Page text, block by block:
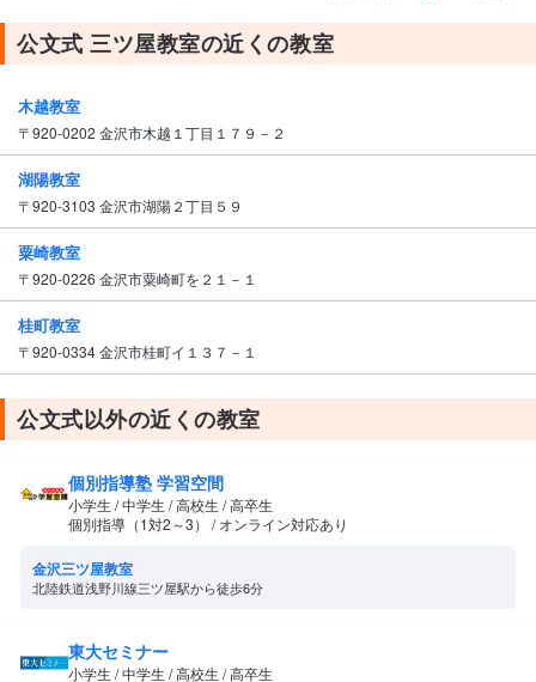
公文式 三ツ屋教室の近くの教室
木越教室
〒920-0202 金沢市木越１丁目１７９－２
湖陽教室
〒920-3103 金沢市湖陽２丁目５９
粟崎教室
〒920-0226 金沢市粟崎町を２１－１
桂町教室
〒920-0334 金沢市桂町イ１３７－１
公文式以外の近くの教室
個別指導塾 学習空間
小学生 / 中学生 / 高校生 / 高卒生
個別指導（1対2～3） / オンライン対応あり
金沢三ツ屋教室
北陸鉄道浅野川線三ツ屋駅から徒歩6分
東大セミナー
小学生 / 中学生 / 高校生 / 高卒生